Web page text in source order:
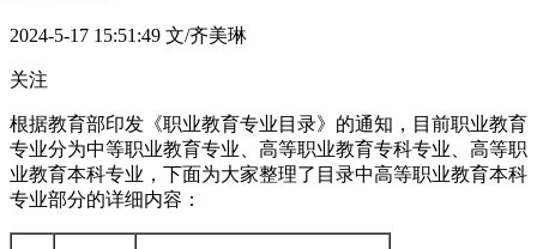
2024-5-17 15:51:49 文/齐美琳
关注
根据教育部印发《职业教育专业目录》的通知，目前职业教育
专业分为中等职业教育专业、高等职业教育专科专业、高等职
业教育本科专业，下面为大家整理了目录中高等职业教育本科
专业部分的详细内容：